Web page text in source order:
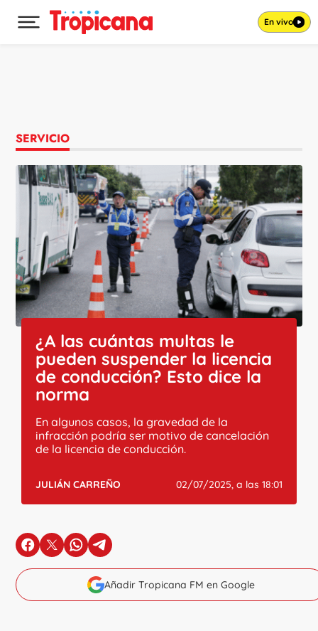
Desplegar menú principal En vivo
SERVICIO
¿A las cuántas multas le
pueden suspender la licencia
de conducción? Esto dice la
norma
En algunos casos, la gravedad de la
infracción podría ser motivo de cancelación
de la licencia de conducción.
JULIÁN CARREÑO 02/07/2025, a las 18:01
en Facebook
en Xen Whatsapp
en Telegram
Añadir Tropicana FM en Google